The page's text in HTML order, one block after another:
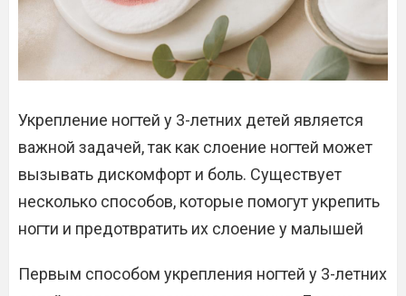
Укрепление ногтей у 3-летних детей является
важной задачей, так как слоение ногтей может
вызывать дискомфорт и боль. Существует
несколько способов, которые помогут укрепить
ногти и предотвратить их слоение у малышей
Первым способом укрепления ногтей у 3-летних